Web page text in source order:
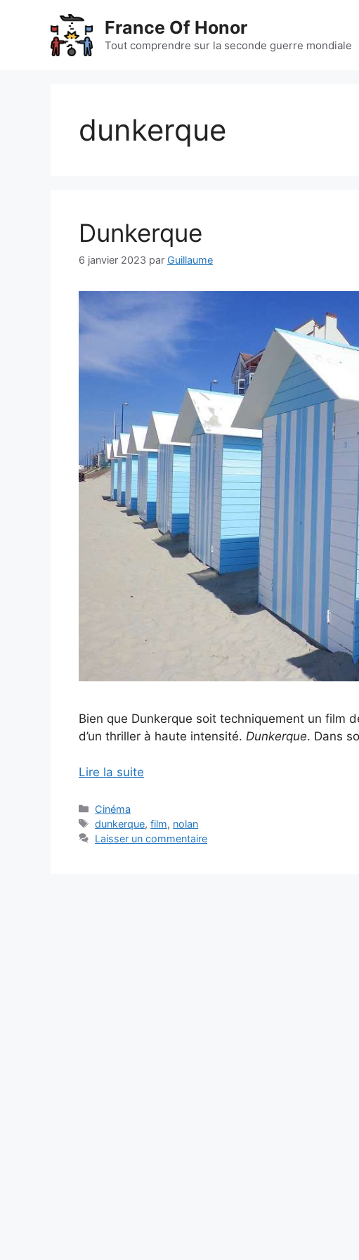
France Of Honor
Tout comprendre sur la seconde guerre mondiale
dunkerque
Dunkerque
6 janvier 2023 par Guillaume
Bien que Dunkerque soit techniquement un film
d’un thriller à haute intensité. Dunkerque. Dans
Lire la suite
Catégories
Cinéma
Étiquettes
dunkerque,film, nolan
Laisser un commentaire